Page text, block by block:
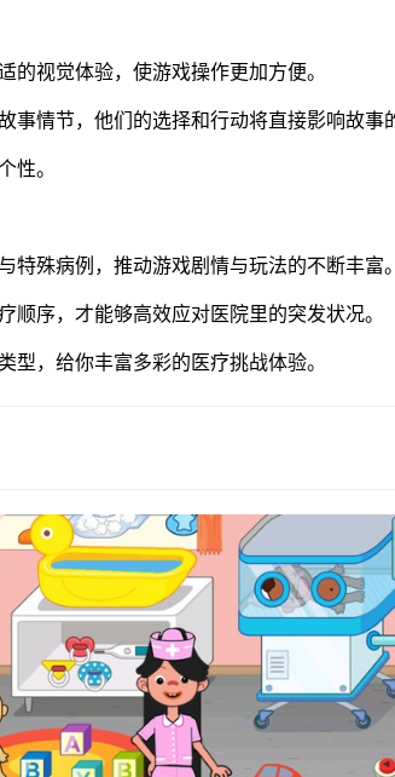
的视觉体验，使游戏操作更加方便。
事情节，他们的选择和行动将直接影响故事
性。
特殊病例，推动游戏剧情与玩法的不断丰富。
顺序，才能够高效应对医院里的突发状况。
型，给你丰富多彩的医疗挑战体验。